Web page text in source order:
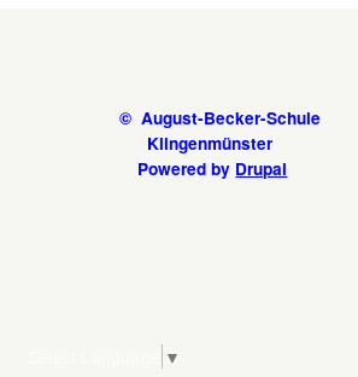
© August-Becker-Schule
Klingenmünster
Powered by Drupal
▼